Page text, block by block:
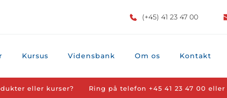
(+45) 41 23 47 00
Kursus Vidensbank Om os Kontakt
eller kurser? Ring på telefon +45 41 23 47 00 eller